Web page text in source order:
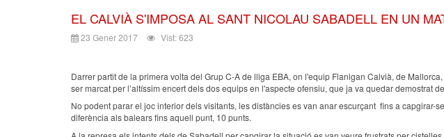
EL CALVIÀ S'IMPOSA AL SANT NICOLAU SABADELL EN UN
23 Gener 2017 Vist: 623
Darrer partit de la primera volta del Grup C-A de lliga EBA, on l'equip Flanigan Calvià, de
ser marcat per l’altíssim encert dels dos equips en l'aspecte ofensiu, que ja va quedar
No podent parar el joc interior dels visitants, les distàncies es van anar escurçant fins a
diferència als balears fins aquell punt, 10 punts.